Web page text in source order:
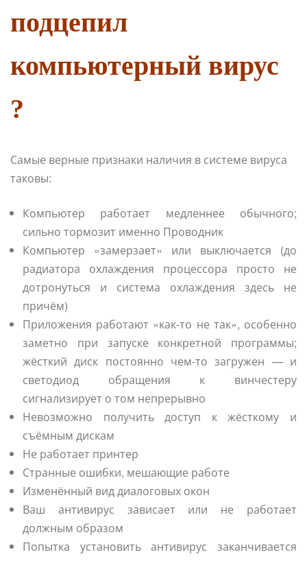
подцепил
компьютерный вирус
?
Самые верные признаки наличия в системе вируса
таковы:
Компьютер работает медленнее обычного;
сильно тормозит именно Проводник
Компьютер «замерзает» или выключается (до
радиатора охлаждения процессора просто не
дотронуться и система охлаждения здесь не
причём)
Приложения работают «как-то не так», особенно
заметно при запуске конкретной программы;
жёсткий диск постоянно чем-то загружен — и
светодиод обращения к винчестеру
сигнализирует о том непрерывно
Невозможно получить доступ к жёсткому и
съёмным дискам
Не работает принтер
Странные ошибки, мешающие работе
Изменённый вид диалоговых окон
Ваш антивирус зависает или не работает
должным образом
Попытка установить антивирус заканчивается